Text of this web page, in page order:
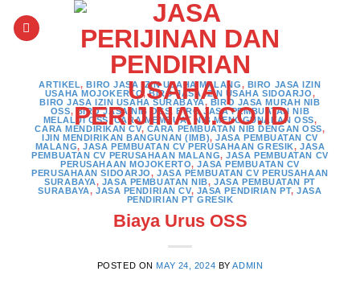
ARTIKEL,BIRO JASA IZIN USAHA MALANG, BIRO JASA IZIN
USAHA MOJOKERTO ,BIRO JASA IZIN USAHA SIDOARJO,
BIRO JASA IZIN USAHA SURABAYA, BIRO JASA MURAH NIB
OSS, BIRO JASA NIB OSS ,BIRO JASA PEMBUATAN NIB
MELALUI OSS,CARA MEMBUAT NIB MENGGUNAKAN OSS,
CARA MENDIRIKAN CV, CARA PEMBUATAN NIB DENGAN OSS,
IJIN MENDIRIKAN BANGUNAN (IMB),JASA PEMBUATAN CV
MALANG,JASA PEMBUATAN CV PERUSAHAAN GRESIK, JASA
PEMBUATAN CV PERUSAHAAN MALANG,JASA PEMBUATAN CV
PERUSAHAAN MOJOKERTO,JASA PEMBUATAN CV
PERUSAHAAN SIDOARJO,JASA PEMBUATAN CV PERUSAHAAN
SURABAYA, JASA PEMBUATAN NIB,JASA PEMBUATAN PT
SURABAYA,JASA PENDIRIAN CV, JASA PENDIRIAN PT,JASA
PENDIRIAN PT GRESIK
Biaya Urus OSS
POSTED ON MAY 24, 2024 BYADMIN